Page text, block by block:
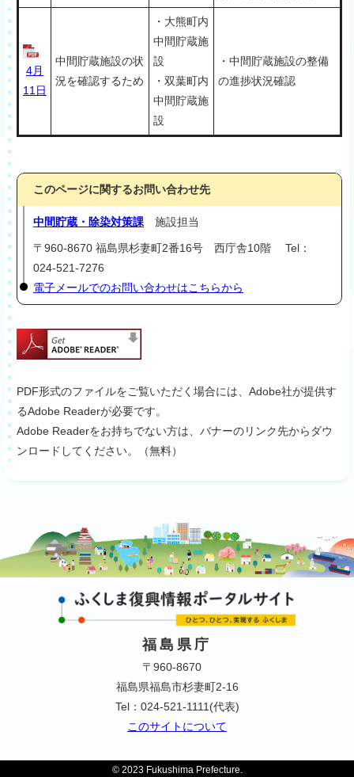
4月
11日
中間貯蔵施設の状
況を確認するため
・大熊町内
中間貯蔵施
設
・双葉町内
中間貯蔵施
設
・中間貯蔵施設の整備
の進捗状況確認
このページに関するお問い合わせ先
中間貯蔵・除染対策課 施設担当
〒960-8670 福島県杉妻町2番16号 西庁舎10階 Tel：
024-521-7276
電子メールでのお問い合わせはこちらから
PDF形式のファイルをご覧いただく場合には、Adobe社が提供す
るAdobe Readerが必要です。
Adobe Readerをお持ちでない方は、バナーのリンク先からダウ
ンロードしてください。（無料）
福島県庁
〒960-8670
福島県福島市杉妻町2-16
Tel：024-521-1111(代表)
このサイトについて
© 2023 Fukushima Prefecture.